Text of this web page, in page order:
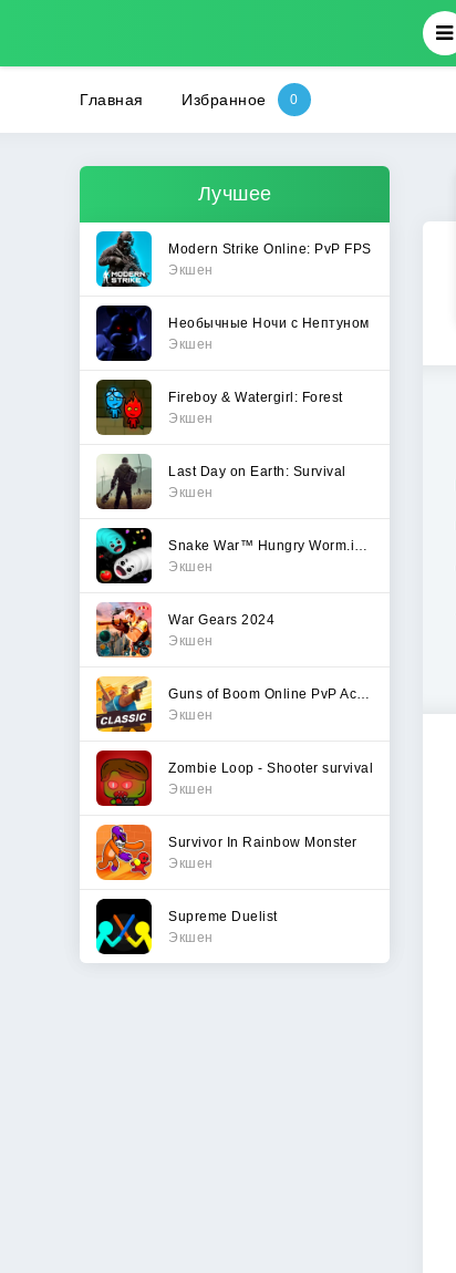
Главная Избранное
Лучшее
Modern Strike Online: PvP FPS
Экшен
Необычные Ночи с Нептуном
Экшен
Fireboy & Watergirl: Forest
Экшен
Last Day on Earth: Survival
Экшен
Экшен
War Gears 2024
Экшен
Экшен
Zombie Loop - Shooter survival
Экшен
Survivor In Rainbow Monster
Экшен
Supreme Duelist
Экшен